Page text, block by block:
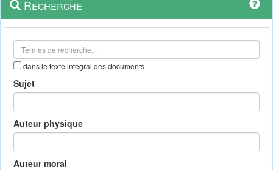
outils
contextuel
Recherche
dans le texte intégral des documents
Sujet
Auteur physique
Auteur moral